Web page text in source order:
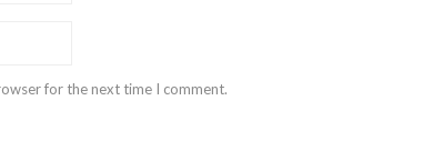
for the next time I comment.